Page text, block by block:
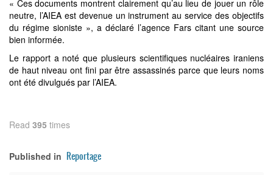
« Ces documents montrent clairement qu’au lieu de jouer un rôle
neutre, l’AIEA est devenue un instrument au service des objectifs
du régime sioniste », a déclaré l’agence Fars citant une source
bien informée.
Le rapport a noté que plusieurs scientifiques nucléaires iraniens
de haut niveau ont fini par être assassinés parce que leurs noms
ont été divulgués par l’AIEA.
Read 395 times
Published in Reportage